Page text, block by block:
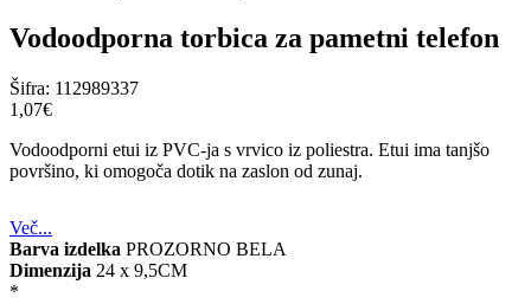
Vodoodporna torbica za pametni telefon
Šifra: 112989337
1,07‎€
Vodoodporni etui iz PVC-ja s vrvico iz poliestra. Etui ima tanjšo
površino, ki omogoča dotik na zaslon od zunaj.
Več...
Barva izdelka PROZORNO BELA
Dimenzija 24 x 9,5CM
*